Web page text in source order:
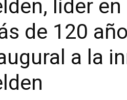
líder
de 120
a la